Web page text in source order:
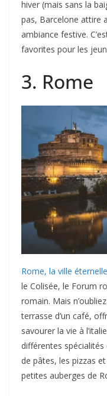
hiver (mais sans la
pas, Barcelone attire
ambiance festive.
favorites pour les
3. Rome
Rome, la ville
le Colisée, le Forum
romain. Mais
terrasse d’un café,
savourer la vie à
différentes
de pâtes, les pizzas
petites auberges de